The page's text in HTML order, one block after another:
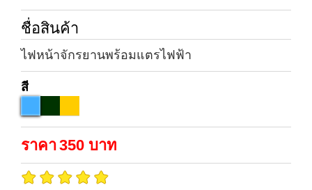
ชื่อสินค้า
ไฟหน้าจักรยานพร้อมแตรไฟฟ้า
สี
ราคา350 บาท